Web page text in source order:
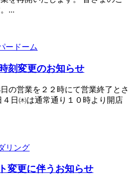
...
刻変更のお知らせ
の営業を２２時にて営業終了とさ
日㈭は通常通り１０時より開店
変更に伴うお知らせ